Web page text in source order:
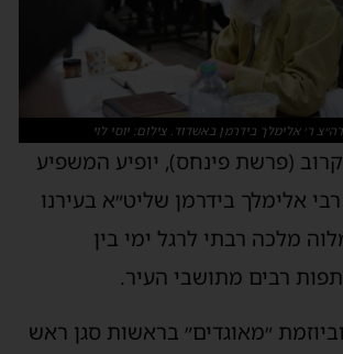
ר׳ אלימלך בידרמן באשדוד. צילום: יוסי לוי
(פרשת פינחס), יופיע המשפיע
אלימלך בידרמן שליט״א בעירנו
מלכה רבתי לרגל ימי בין
רבים מתושבי העיר.
״מאוגדים״ בראשות סגן ראש